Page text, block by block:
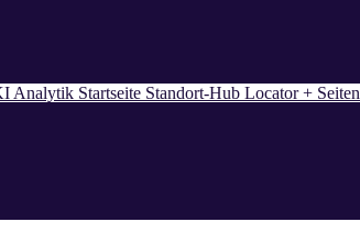
Analytik Startseite Standort-Hub Locator + Seiten